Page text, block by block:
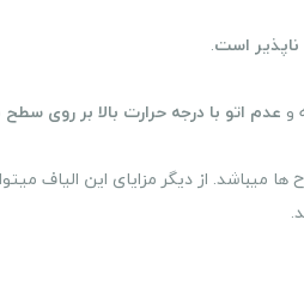
است.
عدم اتو با درجه حرارت بالا بر روی
میباشد. از دیگر مزایای این الیاف